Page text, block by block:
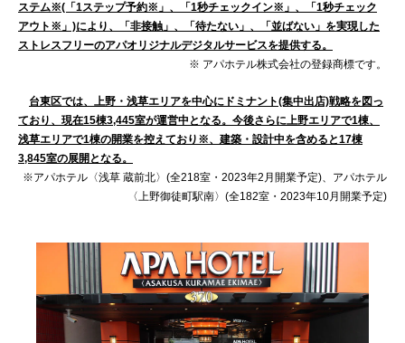
ステム※(「1ステップ予約※」、「1秒チェックイン※」、「1秒チェック
アウト※」)により、「非接触」、「待たない」、「並ばない」を実現した
ストレスフリーのアパオリジナルデジタルサービスを提供する。
※ アパホテル株式会社の登録商標です。
台東区では、上野・浅草エリアを中心にドミナント(集中出店)戦略を図っ
ており、現在15棟3,445室が運営中となる。今後さらに上野エリアで1棟、
浅草エリアで1棟の開業を控えており※、建築・設計中を含めると17棟
3,845室の展開となる。
※アパホテル〈浅草 蔵前北〉(全218室・2023年2月開業予定)、アパホテル
〈上野御徒町駅南〉(全182室・2023年10月開業予定)